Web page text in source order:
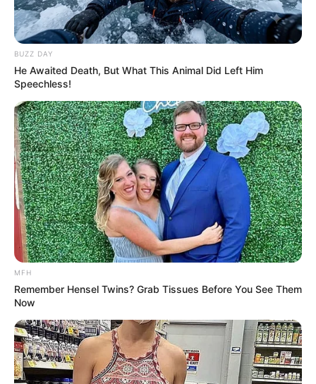
Co-stars Who Lost Control While Kissing Each Other
BUZZDAY
Groom Splits Pants In Viral Wedding Photo Disaster!
BUZZDAY
7 Times Stronger Than Viagra! "It Is Sold In Every
BUZZ DAY
He Awaited Death, But What This Animal Did Left Him
Speechless!
MFH
Remember Hensel Twins? Grab Tissues Before You See Them
Now